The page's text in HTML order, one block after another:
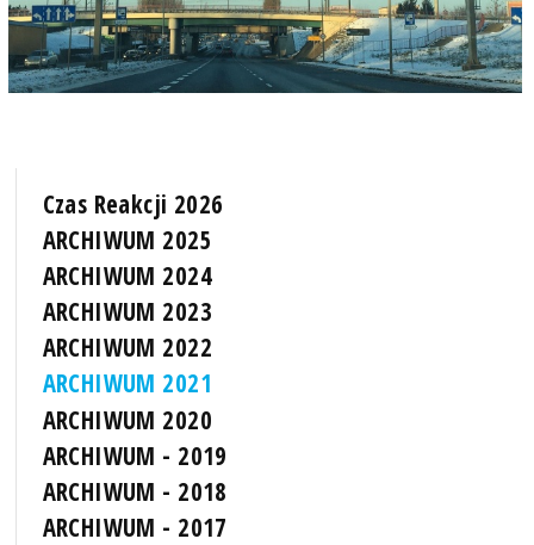
Czas Reakcji 2026
ARCHIWUM 2025
ARCHIWUM 2024
ARCHIWUM 2023
ARCHIWUM 2022
ARCHIWUM 2021
ARCHIWUM 2020
ARCHIWUM - 2019
ARCHIWUM - 2018
ARCHIWUM - 2017